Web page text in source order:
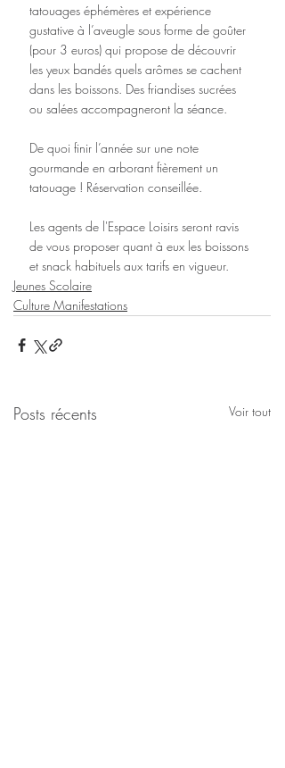
tatouages éphémères et expérience
gustative à l’aveugle sous forme de goûter
(pour 3 euros) qui propose de découvrir
les yeux bandés quels arômes se cachent
dans les boissons. Des friandises sucrées
ou salées accompagneront la séance.
De quoi finir l’année sur une note
gourmande en arborant fièrement un
tatouage ! Réservation conseillée.
Les agents de l'Espace Loisirs seront ravis
de vous proposer quant à eux les boissons
et snack habituels aux tarifs en vigueur.
Jeunes Scolaire
Culture Manifestations
Posts récents Voir tout